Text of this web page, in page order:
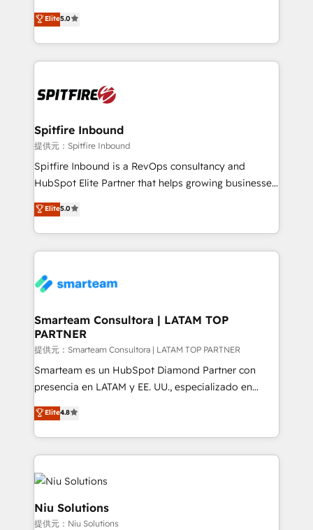
just like yours attract more high-quality leads
throughout each stage of the buying cycle with
enable sales teams with the process, technology and
training to smash targets.
leads. We use digital media, marketing cloud,
automation and software integration to drive sales
and, deliver clarity on marketing expenditure.
Elite5.0
Spitfire Inbound
提供元：Spitfire Inbound
Spitfire Inbound is a RevOps consultancy and
HubSpot Elite Partner that helps growing businesses
design predictable, scalable revenue-driving
strategies. With offices in South Africa and London,
we take a RevOps-led approach that aligns sales,
marketing & service, breaks down silos, and gives
confidence. We deliver end to end strategy and
and technology around a single source of truth to
support sustainable growth and better decision-
making. Working with clients locally and globally, our
expertise includes HubSpot onboarding and CRM
implementation, automation, sales and customer
and data-driven campaigns. Winners of the first
Global HEART Award, Yamini Rogan, CEO of
Connect with us to see how we can do better and be
better together 🏆
Elite5.0
Smarteam Consultora | LATAM TOP
PARTNER
提供元：Smarteam Consultora | LATAM TOP PARTNER
Smarteam es un HubSpot Diamond Partner con
presencia en LATAM y EE. UU., especializado en
implementaciones de HubSpot, integraciones API y
optimización de procesos comerciales con IA. Con
más de 6 años de experiencia, hemos liderado 100+
implementaciones conectando HubSpot con SAP,
ERPs, e-commerce, plataformas financieras,
WhatsApp y sistemas logísticos. Nuestro equipo
multicultural trabaja en español, inglés y portugués,
uniendo visión estratégica y excelencia técnica para
Elite4.8
Niu Solutions
提供元：Niu Solutions